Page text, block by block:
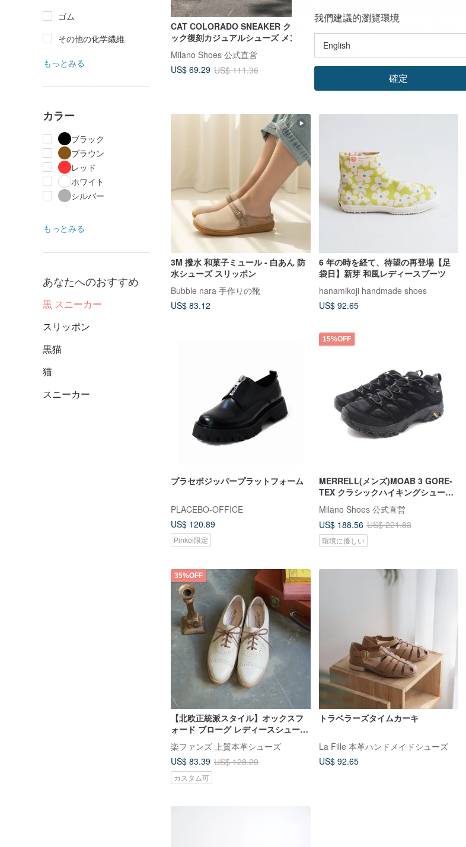
ゴム
その他の化学繊維
もっとみる
カラー
ブラック
ブラウン
レッド
ホワイト
シルバー
もっとみる
あなたへのおすすめ
黒 スニーカー
スリッポン
黒猫
猫
スニーカー
CAT COLORADO SNEAKER クラシ
ック復刻カジュアルシューズ メンズ
Milano Shoes 公式直営
US$ 69.29 US$ 111.36
FUJI SNKR Night (ブラック) 富士山
スニーカー | WL
WL SHOES+
US$ 146.46
3M 撥水 和菓子ミュール - 白あん 防
水シューズ スリッポン
Bubble nara 手作りの靴
US$ 83.12
6 年の時を経て、待望の再登場【足
袋日】新芽 和風レディースブーツ
hanamikoji handmade shoes
US$ 92.65
プラセボジッパープラットフォーム
PLACEBO-OFFICE
US$ 120.89
Pinkoi限定
15%OFF
MERRELL(メンズ)MOAB 3 GORE-
TEX クラシックハイキングシューズ
メンズ-ブラック
Milano Shoes 公式直営
US$ 188.56 US$ 221.83
環境に優しい
35%OFF
【北欧正統派スタイル】オックスフ
ォード ブローグ レディースシュー
ズ。アイボリー
楽ファンズ 上質本革シューズ
US$ 83.39 US$ 128.29
カスタム可
トラベラーズタイムカーキ
La Fille 本革ハンドメイドシューズ
US$ 92.65
我們建議的瀏覽環境
確定